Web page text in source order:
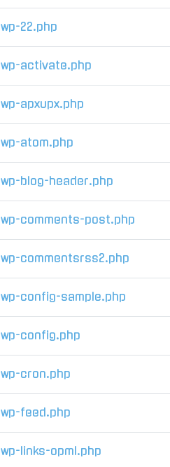
wp-22.php
wp-activate.php
wp-apxupx.php
wp-atom.php
wp-blog-header.php
wp-comments-post.php
wp-commentsrss2.php
wp-config-sample.php
wp-config.php
wp-cron.php
wp-feed.php
wp-links-opml.php